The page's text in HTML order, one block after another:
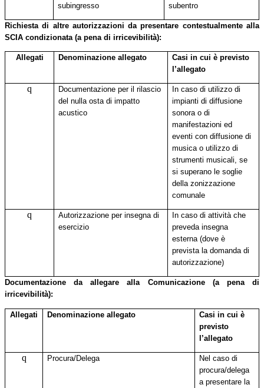
subingresso
subentro
Richiesta di altre autorizzazioni da presentare contestualmente alla
SCIA condizionata (a pena di irricevibilità):
Allegati Denominazione allegato
Casi in cui è previsto
l’allegato
q
Documentazione per il rilascio
del nulla osta di impatto
acustico
In caso di utilizzo di
impianti di diffusione
sonora o di
manifestazioni ed
eventi con diffusione di
musica o utilizzo di
strumenti musicali, se
si superano le soglie
della zonizzazione
comunale
q
Autorizzazione per insegna di
esercizio
In caso di attività che
preveda insegna
esterna (dove è
prevista la domanda di
autorizzazione)
Documentazione da allegare alla Comunicazione (a pena di
irricevibilità):
Allegati Denominazione allegato
Casi in cui è
previsto
l’allegato
q Procura/Delega
Nel caso di
procura/delega
a presentare la